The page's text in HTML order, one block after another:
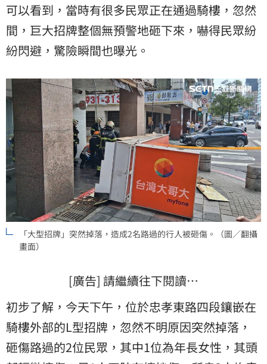
可以看到，當時有很多民眾正在通過騎樓，忽然
間，巨大招牌整個無預警地砸下來，嚇得民眾紛
紛閃避，驚險瞬間也曝光。
「大型招牌」突然掉落，造成2名路過的行人被砸傷。（圖／翻攝
畫面）
[廣告] 請繼續往下閱讀…
初步了解，今天下午，位於忠孝東路四段鑲嵌在
騎樓外部的L型招牌，忽然不明原因突然掉落，
砸傷路過的2位民眾，其中1位為年長女性，其頭